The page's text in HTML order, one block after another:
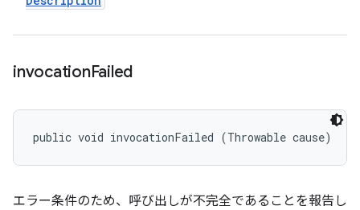
invocationFailed
public void invocationFailed (Throwable cause)
エラー条件のため、呼び出しが不完全であることを報告し